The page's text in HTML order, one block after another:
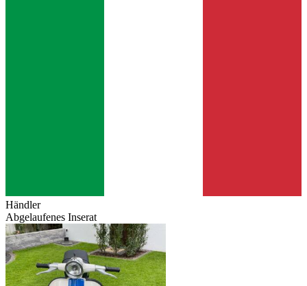
Händler
Abgelaufenes Inserat